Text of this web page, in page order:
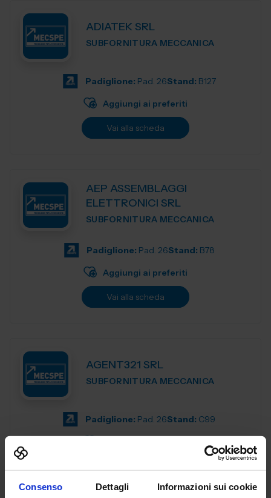
Consenso Dettagli Informazioni sui cookie
ADIATEK SRL
SUBFORNITURA MECCANICA
Padiglione: Pad. 26Stand: B127
Aggiungi ai preferiti
Vai alla scheda
AEP ASSEMBLAGGI
ELETTRONICI SRL
SUBFORNITURA MECCANICA
Padiglione: Pad. 26Stand: B78
Aggiungi ai preferiti
Vai alla scheda
AGENT321 SRL
SUBFORNITURA MECCANICA
Padiglione: Pad. 26Stand: C99